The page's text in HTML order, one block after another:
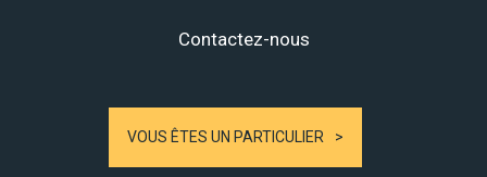
Contactez-nous
VOUS ÊTES UN PARTICULIER